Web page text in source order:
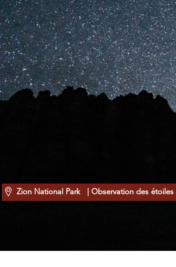
Zion National Park | Observation des étoiles